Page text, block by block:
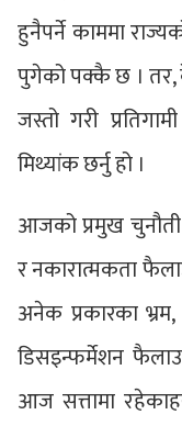
हुनैपर्ने काममा
पुगेको पक्कै छ ।
जस्तो गरी
मिथ्यांक छर्नु हो ।
आजको प्रमुख चुनौती
र नकारात्मकता
अनेक प्रकारका
डिसइन्फर्मेशन
आज सत्तामा